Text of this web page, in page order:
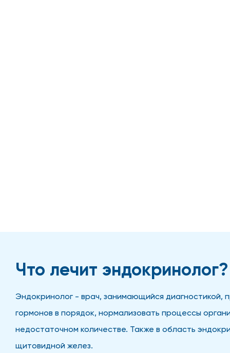
Что лечит эндокринолог?
Эндокринолог - врач, занимающийся диагностикой,
гормонов в порядок, нормализовать процессы
недостаточном количестве. Также в область
щитовидной желез.